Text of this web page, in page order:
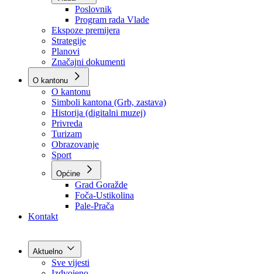
*Poslanička pitanja
Vlada
Poslovnik
Program rada Vlade
Ekspoze premijera
Strategije
Planovi
Značajni dokumenti
O kantonu
O kantonu
Simboli kantona (Grb, zastava)
Historija (digitalni muzej)
Privreda
Turizam
Obrazovanje
Sport
Općine
Kontakt